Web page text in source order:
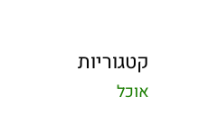
קטגוריות
אוכל